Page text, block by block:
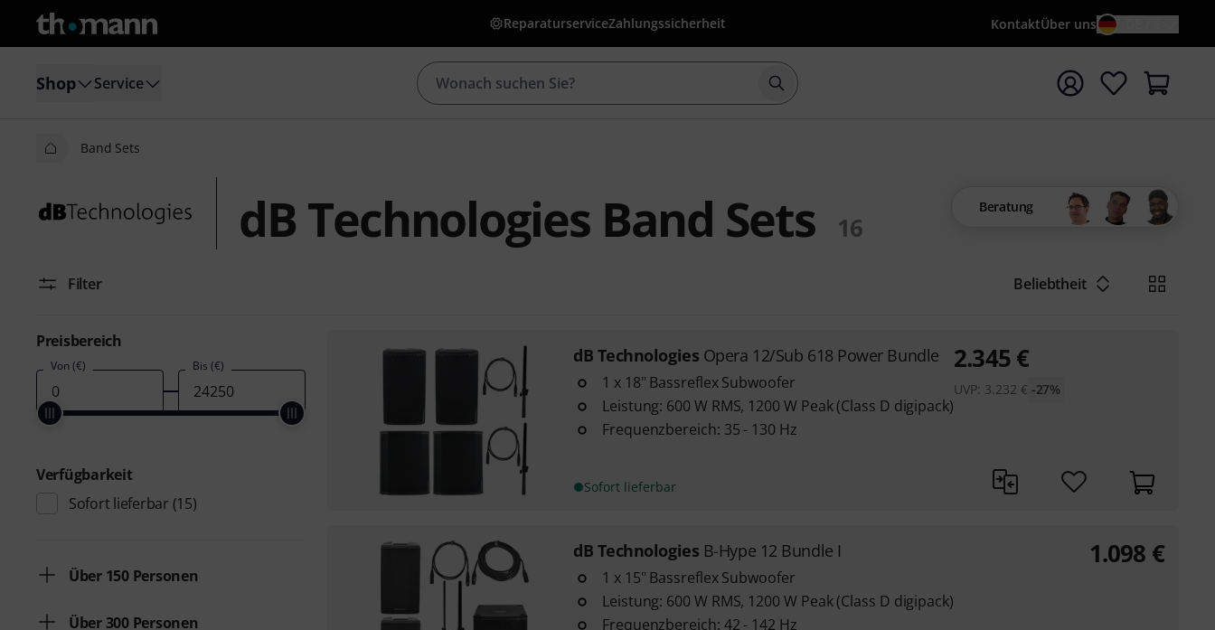
ReparaturserviceZahlungssicherheit KontaktÜber uns
Shop Service Suche mit Suchwort {searchTerm} starten
Band Sets
dB Technologies Band Sets 16
Beratung
Filter Beliebtheit
Preisbereich
Von (€) Bis (€)
Verfügbarkeit
Sofort lieferbar (15)
Über 150 Personen
Über 300 Personen
dB Technologies Opera 12/Sub 618 Power Bundle
1 x 18" Bassreflex Subwoofer
Leistung: 600 W RMS, 1200 W Peak (Class D digipack)
Frequenzbereich: 35 - 130 Hz
Sofort lieferbar
2.345€
UVP: 3.232 € -27%
dB Technologies B-Hype 12 Bundle I
1 x 15" Bassreflex Subwoofer
Leistung: 600 W RMS, 1200 W Peak (Class D digipack)
Frequenzbereich: 42 - 142 Hz
1.098 €